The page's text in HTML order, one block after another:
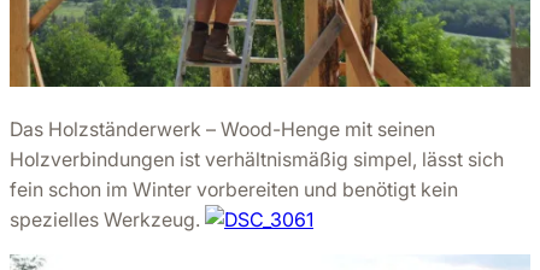
Das Holzständerwerk – Wood-Henge mit seinen
Holzverbindungen ist verhältnismäßig simpel, lässt sich
fein schon im Winter vorbereiten und benötigt kein
spezielles Werkzeug.